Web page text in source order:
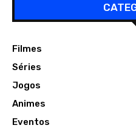
Filmes
Séries
Jogos
Animes
Eventos